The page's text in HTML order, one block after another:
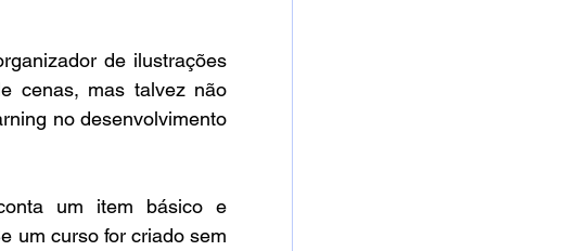
de ilustrações
cenas, mas talvez não
no desenvolvimento
um item básico e
um curso for criado sem